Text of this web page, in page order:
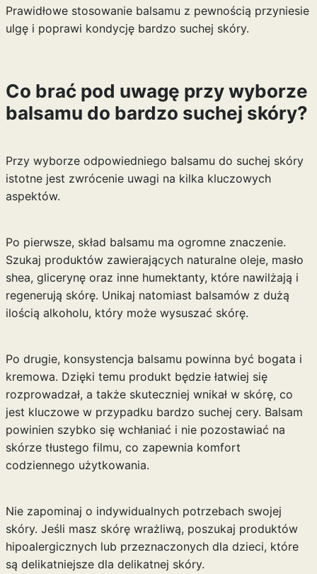
Prawidłowe stosowanie balsamu z pewnością przyniesie
ulgę i poprawi kondycję bardzo suchej skóry.
Co brać pod uwagę przy wyborze
balsamu do bardzo suchej skóry?
Przy wyborze odpowiedniego balsamu do suchej skóry
istotne jest zwrócenie uwagi na kilka kluczowych
aspektów.
Po pierwsze, skład balsamu ma ogromne znaczenie.
Szukaj produktów zawierających naturalne oleje, masło
shea, glicerynę oraz inne humektanty, które nawilżają i
regenerują skórę. Unikaj natomiast balsamów z dużą
ilością alkoholu, który może wysuszać skórę.
Po drugie, konsystencja balsamu powinna być bogata i
kremowa. Dzięki temu produkt będzie łatwiej się
rozprowadzał, a także skuteczniej wnikał w skórę, co
jest kluczowe w przypadku bardzo suchej cery. Balsam
powinien szybko się wchłaniać i nie pozostawiać na
skórze tłustego filmu, co zapewnia komfort
codziennego użytkowania.
Nie zapominaj o indywidualnych potrzebach swojej
skóry. Jeśli masz skórę wrażliwą, poszukaj produktów
hipoalergicznych lub przeznaczonych dla dzieci, które
są delikatniejsze dla delikatnej skóry.